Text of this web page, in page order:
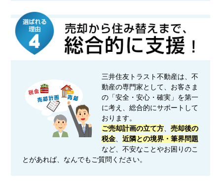
三井住友トラスト不動産は、不
動産の専門家として、お客さま
の「安全・安心・確実」を第一
に考え、総合的にサポートして
おります。
ご売却計画の立て方 、売却後の
税金 、近隣との境界・筆界問題
など、不安なことやお困りのこ
とがあれば、なんでもご質問ください。